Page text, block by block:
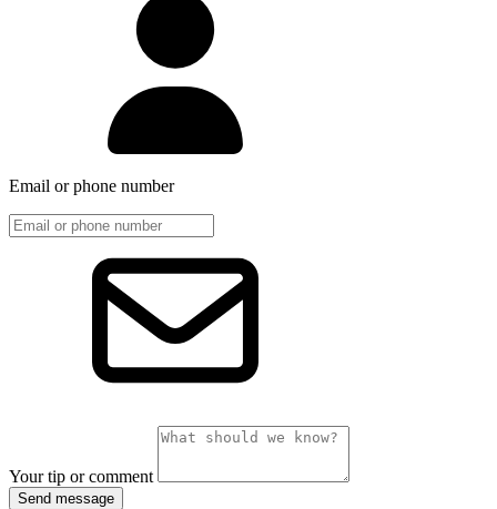
Email or phone number
Your tip or comment
Send message